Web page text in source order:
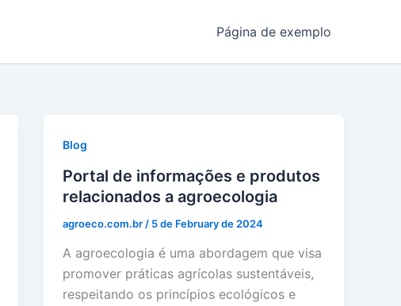
Página de exemplo
Blog
Portal de informações e produtos
relacionados a agroecologia
agroeco.com.br / 5 de February de 2024
A agroecologia é uma abordagem que visa
promover práticas agrícolas sustentáveis,
respeitando os princípios ecológicos e